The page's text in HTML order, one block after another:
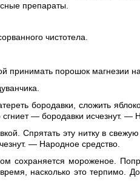
препараты.
чистотела.
порошок магнезии
бородавки, сложить
— бородавки исчезнут. —
Спрятать эту нитку в
— Народное средство.
сохраняется мороженое.
насколько это терпимо.